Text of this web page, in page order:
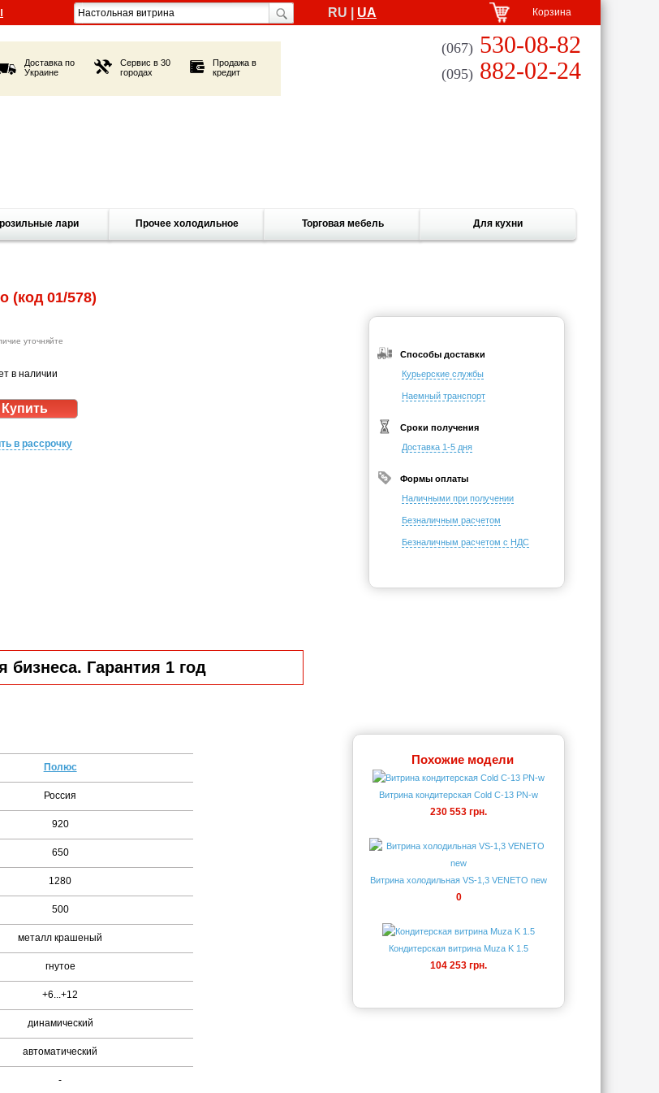
RU | UA Корзина
Доставка по
Украине
Сервис в 30
городах
Продажа в
кредит
(067) 530-08-82
(095) 882-02-24
лари Прочее холодильное Торговая мебель Для кухни
(код 01/578)
уточняйте
в наличии
в рассрочку
Способы доставки
Курьерские службы
Наемный транспорт
Сроки получения
Доставка 1-5 дня
Формы оплаты
Наличными при получении
Безналичным расчетом
Безналичным расчетом с НДС
Гарантия 1 год
Полюс
Россия
920
650
1280
500
металл крашеный
гнутое
+6...+12
динамический
автоматический
-
Похожие модели
Витрина кондитерская Cold C-13 PN-w
230 553 грн.
Витрина холодильная VS-1,3 VENETO new
0
Кондитерская витрина Muza K 1.5
104 253 грн.